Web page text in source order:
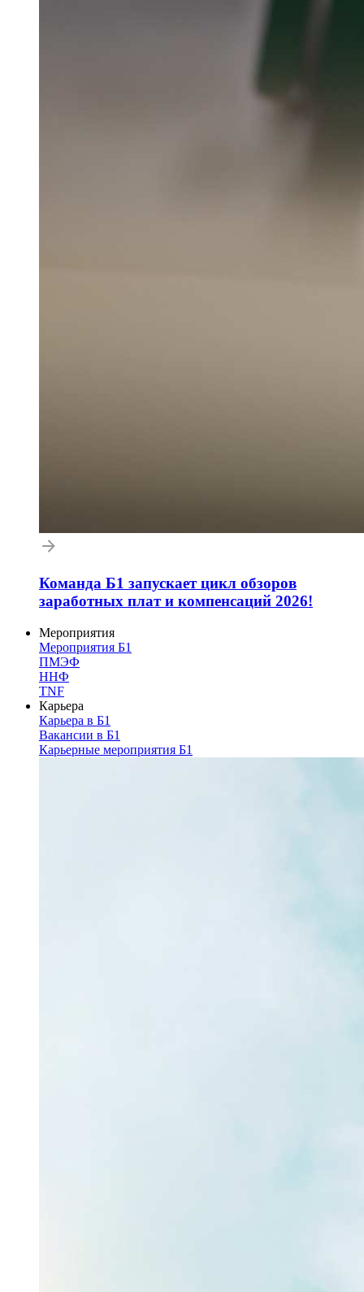
Команда Б1 запускает цикл обзоров
заработных плат и компенсаций 2026!
Мероприятия
Мероприятия Б1
ПМЭФ
ННФ
TNF
Карьера
Карьера в Б1
Вакансии в Б1
Карьерные мероприятия Б1